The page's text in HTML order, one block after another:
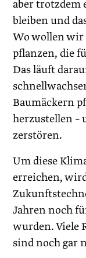
aber trotzdem
bleiben und
Wo wollen wir
pflanzen, die
Das läuft
Baumäckern
herzustellen –
zerstören.
Um diese
erreichen,
Jahren noch
wurden. Viele
sind noch gar